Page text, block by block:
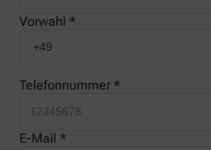
Vorwahl *
Telefonnummer *
E-Mail *